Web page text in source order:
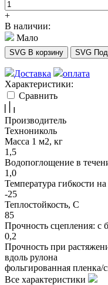
+
В наличии:
Мало
SVG В корзину SVG
Доставка
оплата
Характеристики:
Сравнить
Производитель
Технониколь
Масса 1 м2, кг
1,5
Водопоглощение в
1,0
Температура гибкости
-25
Теплостойкость, С
85
Прочность сцепления: с
0,2
Прочность при
вдоль рулона
фольгированная пленка/
Все характеристики